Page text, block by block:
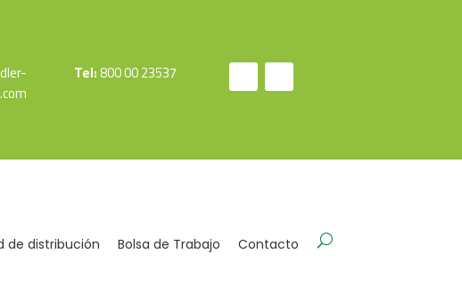
Tel: 800 00 23537
de distribución Bolsa de Trabajo Contacto